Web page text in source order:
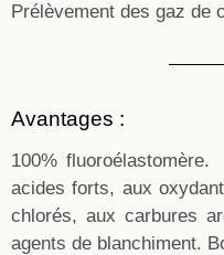
Prélèvement des gaz de
Avantages :
100%
acides forts, aux
chlorés, aux carbures
agents de blanchiment.